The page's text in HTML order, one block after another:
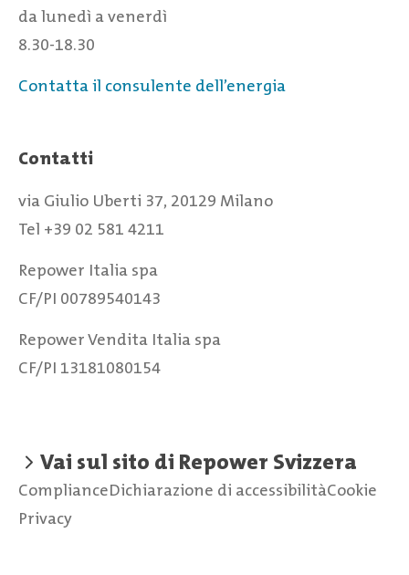
da lunedì a venerdì
8.30-18.30
Contatta il consulente dell’energia
Contatti
via Giulio Uberti 37, 20129 Milano
Tel +39 02 581 4211
Repower Italia spa
CF/PI 00789540143
Repower Vendita Italia spa
CF/PI 13181080154
Vai sul sito di Repower Svizzera
ComplianceDichiarazione di accessibilitàCookie
Privacy